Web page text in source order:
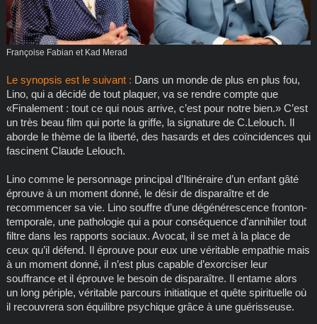
Françoise Fabian et Kad Merad
Le synopsis est le suivant : Dans un monde de plus en plus fou,
Lino, qui a décidé de tout plaquer, va se rendre compte que
«Finalement : tout ce qui nous arrive, c’est pour notre bien.» C’est
un très beau film qui porte la griffe, la signature de C.Lelouch. Il
aborde le thème de la liberté, des hasards et des coïncidences qui
fascinent Claude Lelouch.
Lino comme le personnage principal d’Itinéraire d’un enfant gâté
éprouve à un moment donné, le désir de disparaître et de
recommencer sa vie. Lino souffre d’une dégénérescence fronton-
temporale, une pathologie qui a pour conséquence d’annihiler tout
filtre dans les rapports sociaux. Avocat, il se met à la place de
ceux qu’il défend. Il éprouve pour eux une véritable empathie mais
à un moment donné, il n’est plus capable d’exorciser leur
souffrance et il éprouve le besoin de disparaître. Il entame alors
un long périple, véritable parcours initiatique et quête spirituelle où
il recouvrera son équilibre psychique grâce à une guérisseuse.